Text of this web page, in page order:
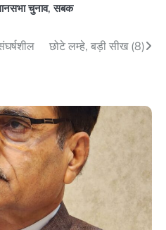
चुनाव,सबक
छोटे लम्हे, बड़ी सीख (8)